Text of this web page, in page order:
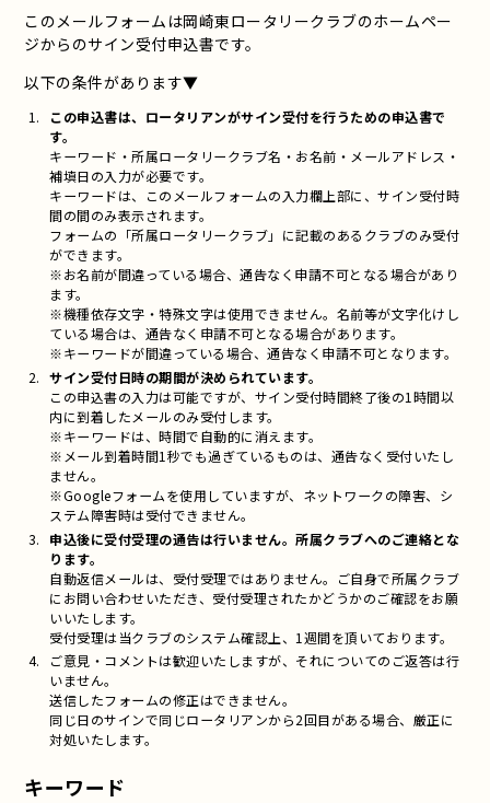
このメールフォームは岡崎東ロータリークラブのホームペー
ジからのサイン受付申込書です。
以下の条件があります▼
この申込書は、ロータリアンがサイン受付を行うための申込書で
す。
キーワード・所属ロータリークラブ名・お名前・メールアドレス・
補填日の入力が必要です。
キーワードは、このメールフォームの入力欄上部に、サイン受付時
間の間のみ表示されます。
フォームの「所属ロータリークラブ」に記載のあるクラブのみ受付
ができます。
※お名前が間違っている場合、通告なく申請不可となる場合があり
ます。
※機種依存文字・特殊文字は使用できません。名前等が文字化けし
ている場合は、通告なく申請不可となる場合があります。
※キーワードが間違っている場合、通告なく申請不可となります。
サイン受付日時の期間が決められています。
この申込書の入力は可能ですが、サイン受付時間終了後の1時間以
内に到着したメールのみ受付します。
※キーワードは、時間で自動的に消えます。
※メール到着時間1秒でも過ぎているものは、通告なく受付いたし
ません。
※Googleフォームを使用していますが、ネットワークの障害、シ
ステム障害時は受付できません。
申込後に受付受理の通告は行いません。所属クラブへのご連絡とな
ります。
自動返信メールは、受付受理ではありません。ご自身で所属クラブ
にお問い合わせいただき、受付受理されたかどうかのご確認をお願
いいたします。
受付受理は当クラブのシステム確認上、1週間を頂いております。
ご意見・コメントは歓迎いたしますが、それについてのご返答は行
いません。
送信したフォームの修正はできません。
同じ日のサインで同じロータリアンから2回目がある場合、厳正に
対処いたします。
キーワード